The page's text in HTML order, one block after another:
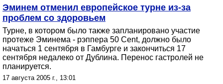
Эминем отменил европейское турне из-за
проблем со здоровьем
Турне, в котором было также запланировано участие
протеже Эминема - рэппера 50 Cent, должно было
начаться 1 сентября в Гамбурге и закончиться 17
сентября недалеко от Дублина. Перенос гастролей не
планируется.
17 августа 2005 г., 13:01